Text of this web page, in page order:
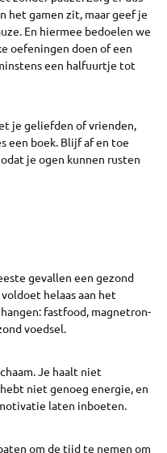
het gamen zit, maar geef je
En hiermee bedoelen we
oefeningen doen of een
een halfuurtje tot
je geliefden of vrienden,
een boek. Blijf af en toe
je ogen kunnen rusten
gevallen een gezond
helaas aan het
fastfood, magnetron-
voedsel.
Je haalt niet
niet genoeg energie, en
laten inboeten.
om de tijd te nemen om